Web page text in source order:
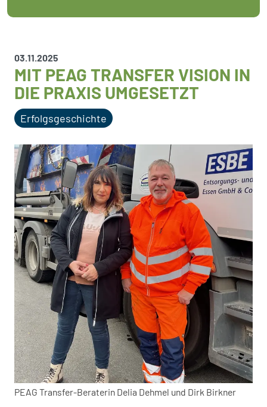
03.11.2025
MIT PEAG TRANSFER VISION IN
DIE PRAXIS UMGESETZT
Erfolgsgeschichte
PEAG Transfer-Beraterin Delia Dehmel und Dirk Birkner